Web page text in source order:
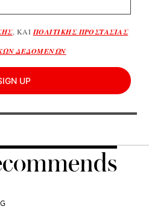
, ΚΑΙ ΠΟΛΙΤΙΚΗΣ ΠΡΟΣΤΑΣΙΑΣ
ΔΕΔΟΜΕΝΩΝ
UP